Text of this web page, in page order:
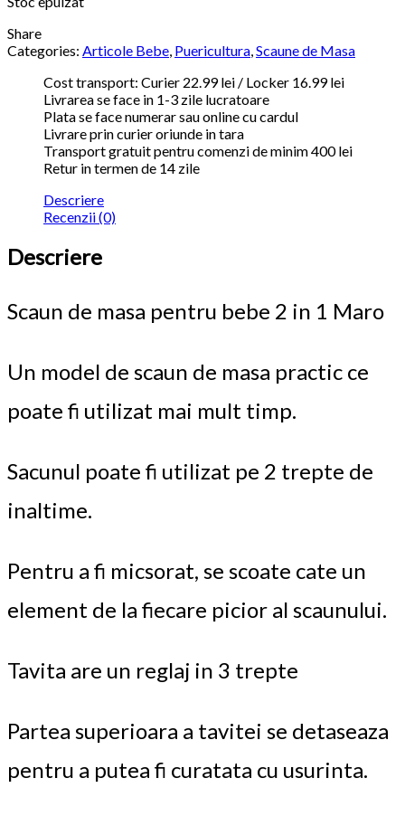
Share
Categories: Articole Bebe, Puericultura,Scaune de Masa
Cost transport: Curier 22.99 lei / Locker 16.99 lei
Livrarea se face in 1-3 zile lucratoare
Plata se face numerar sau online cu cardul
Livrare prin curier oriunde in tara
Transport gratuit pentru comenzi de minim 400 lei
Retur in termen de 14 zile
Descriere
Recenzii (0)
Descriere
Scaun de masa pentru bebe 2 in 1 Maro
Un model de scaun de masa practic ce
poate fi utilizat mai mult timp.
Sacunul poate fi utilizat pe 2 trepte de
inaltime.
Pentru a fi micsorat, se scoate cate un
element de la fiecare picior al scaunului.
Tavita are un reglaj in 3 trepte
Partea superioara a tavitei se detaseaza
pentru a putea fi curatata cu usurinta.